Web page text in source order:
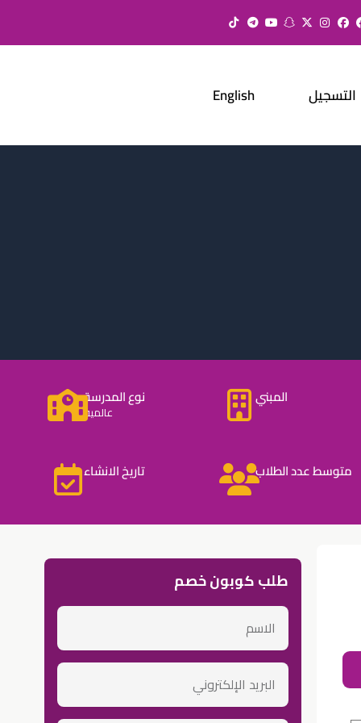
التسجيل English
المبني نوع المدرسة
عالمية
متوسط عدد الطلاب تاريخ الانشاء
طلب كوبون خصم
الاسم
email